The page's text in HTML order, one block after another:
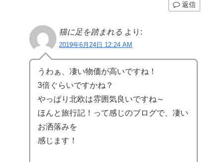
返信
猫に足を踏まれる より:
2019年6月24日 12:24 AM
うわぁ、凄い物価が高いですね！
3倍ぐらいですかね？
やっぱり北欧は雰囲気良いですね～
ほんと旅行記！って感じのブログで、凄い
お洒落みを
感じます！